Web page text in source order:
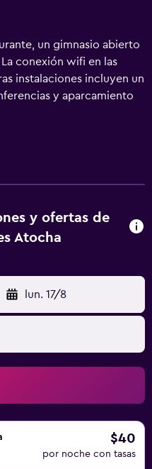
un gimnasio abierto
conexión wifi en las
instalaciones incluyen un
y aparcamiento
ofrece 245
Se ofrece una
navegar por la web
wifi gratis. Los
Se ofrece servicio de
de ocio y
gimnasio abierto las
actividades de ocio y
abajo en las
(es posible que se
y ofertas de
Atocha
lun. 17/8
$40
por noche con tasas